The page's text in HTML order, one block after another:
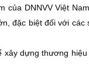
của DNNVV Việt
đặc biệt đối với các
xây dựng thương hiệu